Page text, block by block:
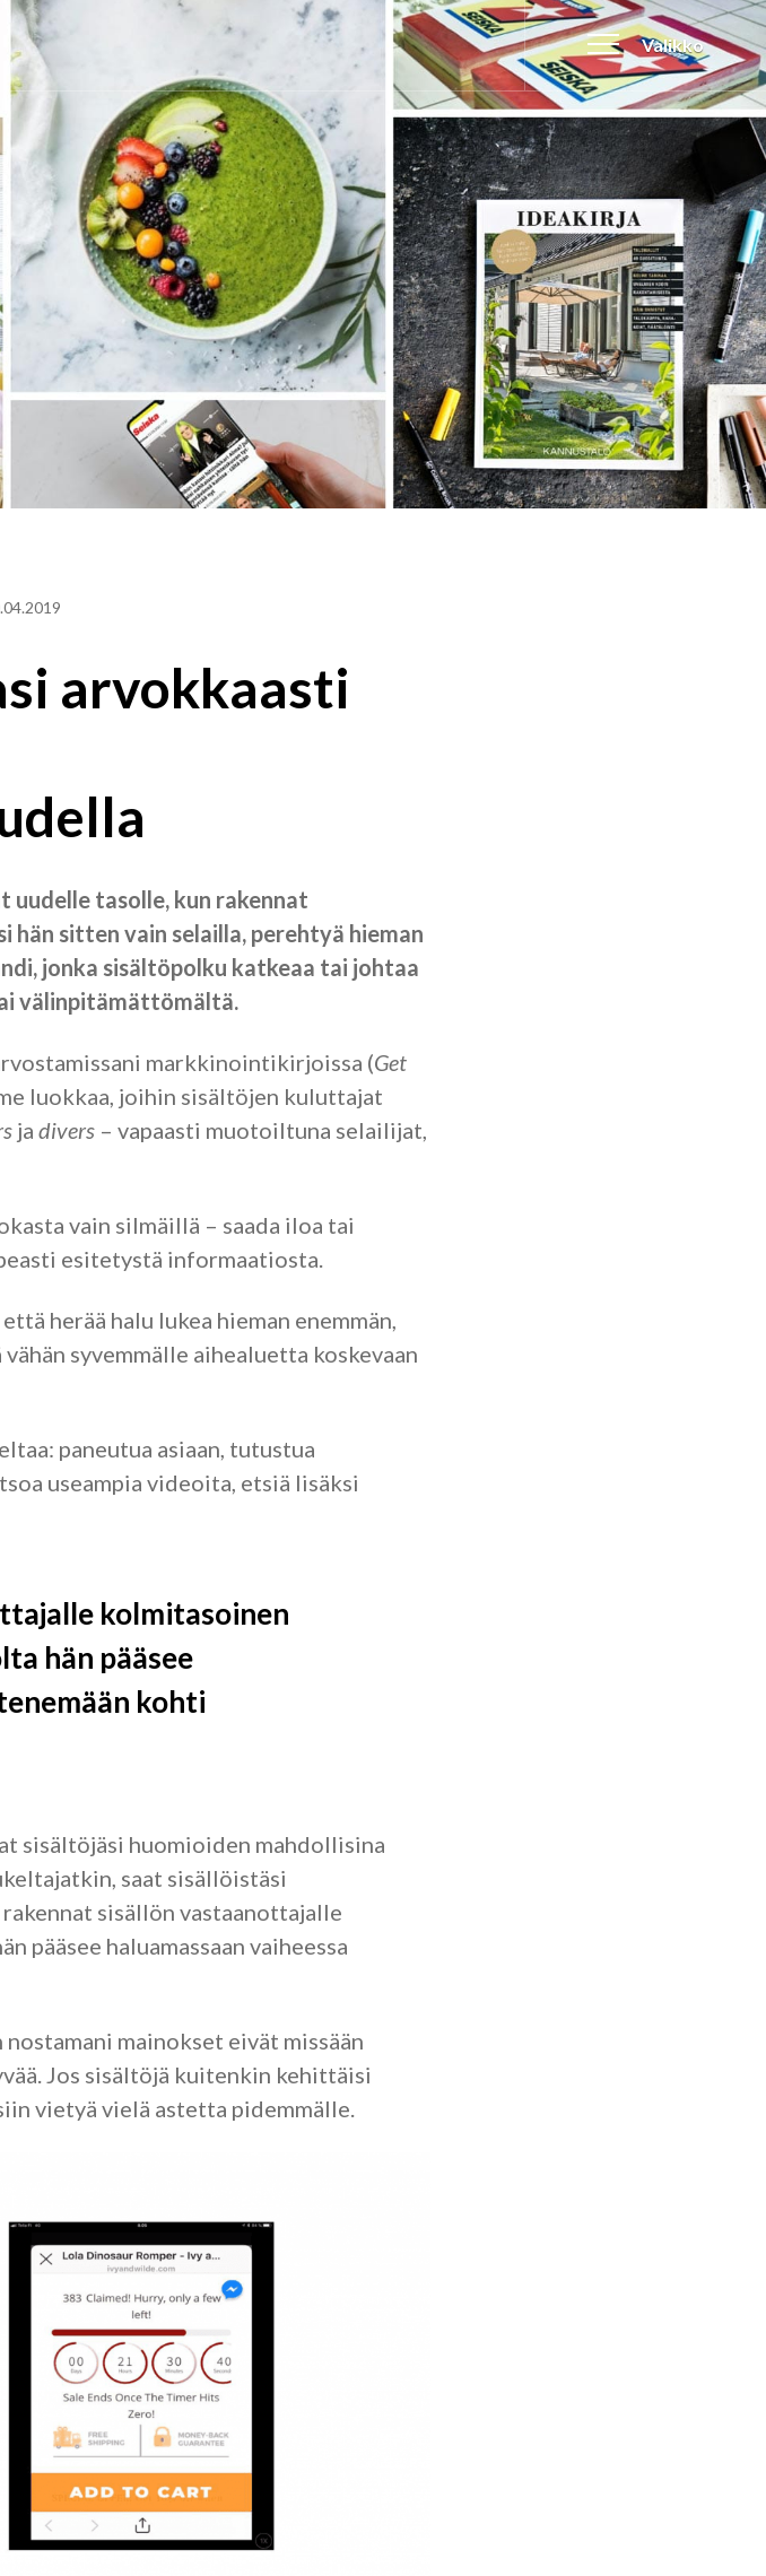
Valikko
arvokkaasti
uudelle tasolle, kun rakennat
hän sitten vain selailla, perehtyä hieman
jonka sisältöpolku katkeaa tai johtaa
välinpitämättömältä.
markkinointikirjoissa (Get
luokkaa, joihin sisältöjen kuluttajat
ja divers – vapaasti muotoiltuna selailijat,
vain silmäillä – saada iloa tai
esitetystä informaatiosta.
herää halu lukea hieman enemmän,
syvemmälle aihealuetta koskevaan
paneutua asiaan, tutustua
useampia videoita, etsiä lisäksi
kolmitasoinen
hän pääsee
kohti
sisältöjäsi huomioiden mahdollisina
saat sisällöistäsi
sisällön vastaanottajalle
pääsee haluamassaan vaiheessa
mainokset eivät missään
Jos sisältöjä kuitenkin kehittäisi
vietyä vielä astetta pidemmälle.